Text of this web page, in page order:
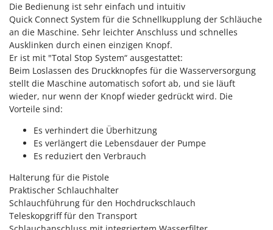
Prismafood
R
R.G.V.
Rato
Reber
Redback
Ribimex
Ripartrak
Ritter
River Systems
Robomow
Die Bedienung ist sehr einfach und intuitiv
Quick Connect System für die Schnellkupplung der Schläuche
an die Maschine. Sehr leichter Anschluss und schnelles
Ausklinken durch einen einzigen Knopf.
Er ist mit "Total Stop System“ ausgestattet:
Beim Loslassen des Druckknopfes für die Wasserversorgung
stellt die Maschine automatisch sofort ab, und sie läuft
wieder, nur wenn der Knopf wieder gedrückt wird. Die
Vorteile sind:
Es verhindert die Überhitzung
Es verlängert die Lebensdauer der Pumpe
Es reduziert den Verbrauch
Halterung für die Pistole
Praktischer Schlauchhalter
Schlauchführung für den Hochdruckschlauch
Teleskopgriff für den Transport